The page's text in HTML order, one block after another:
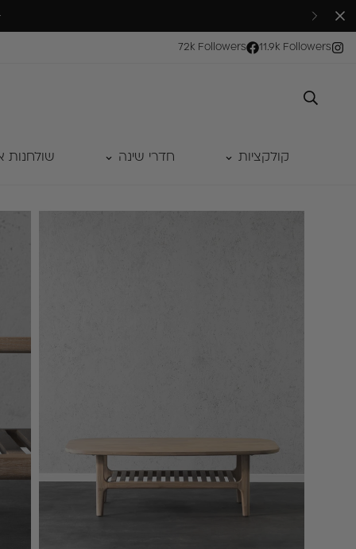
72k Followers 11.9k Followers
קולקציות חדרי שינה שולחנות